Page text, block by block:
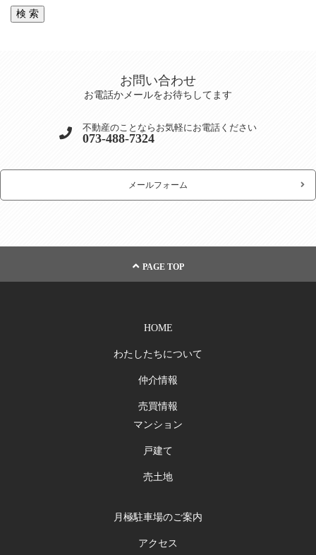
お問い合わせ
お電話かメールをお待ちしてます
不動産のことならお気軽にお電話ください
073-488-7324
メールフォーム
PAGE TOP
HOME
わたしたちについて
仲介情報
売買情報
マンション
戸建て
売土地
月極駐車場のご案内
アクセス